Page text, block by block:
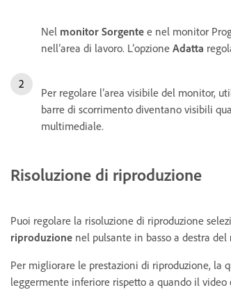
Nel monitor Sorgente e nel monitor
nell’area di lavoro. L’opzione Adatta
Per regolare l’area visibile del monitor,
barre di scorrimento diventano visibili
multimediale.
Risoluzione di riproduzione
Puoi regolare la risoluzione di riproduzione
riproduzione nel pulsante in basso a destra del
Per migliorare le prestazioni di riproduzione,
leggermente inferiore rispetto a quando il